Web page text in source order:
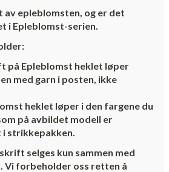
av epleblomsten, og er det
i Epleblomst-serien.
på Epleblomst heklet løper
med garn i posten, ikke
heklet løper i den fargene du
på avbildet modell er
strikkepakken.
selges kun sammen med
Vi forbeholder oss retten å